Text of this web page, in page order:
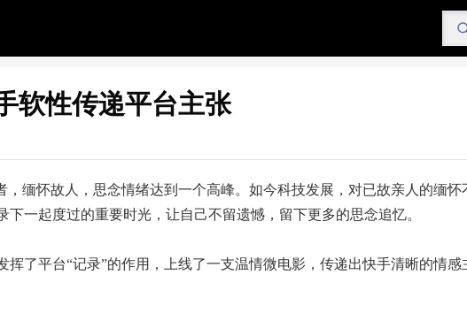
软性传递平台主张
，缅怀故人，思念情绪达到一个高峰。如今科技发展，对已故亲人的缅怀
一起度过的重要时光，让自己不留遗憾，留下更多的思念追忆。
了平台“记录”的作用，上线了一支温情微电影，传递出快手清晰的情感